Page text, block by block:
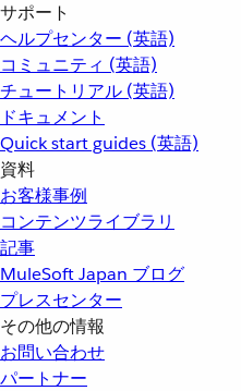
サポート
ヘルプセンター (英語)
コミュニティ (英語)
チュートリアル (英語)
ドキュメント
Quick start guides (英語)
資料
お客様事例
コンテンツライブラリ
記事
MuleSoft Japan ブログ
プレスセンター
その他の情報
お問い合わせ
パートナー